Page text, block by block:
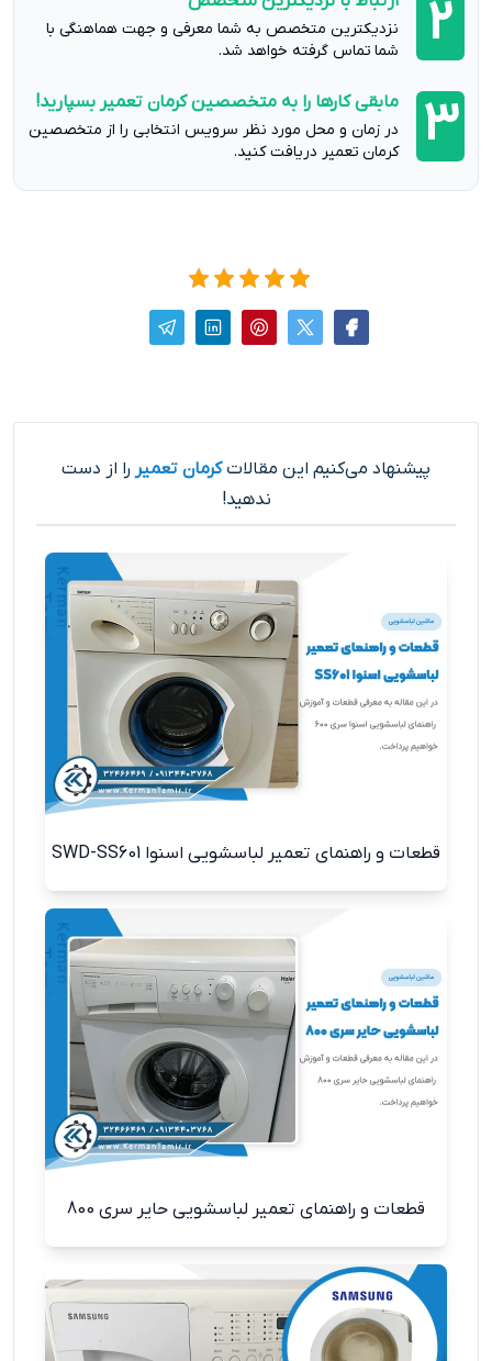
2
نزدیکترین متخصص به شما معرفی و جهت هماهنگی با
شما تماس گرفته خواهد شد.
3 مابقی کارها را به متخصصین کرمان تعمیر بسپارید!
در زمان و محل مورد نظر سرویس انتخابی را از متخصصین
کرمان تعمیر دریافت کنید.
پیشنهاد می‌کنیم این مقالاتکرمان تعمیر را از دست
ندهید!
قطعات و راهنمای تعمیر لباسشویی اسنوا SWD-SS601
قطعات و راهنمای تعمیر لباسشویی حایر سری 800